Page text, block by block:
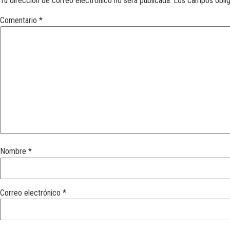
Comentario *
Nombre *
Correo electrónico *